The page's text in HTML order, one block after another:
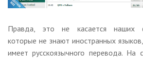
Правда, это не касается наших
которые не знают иностранных
имеет русскоязычного перевода. На